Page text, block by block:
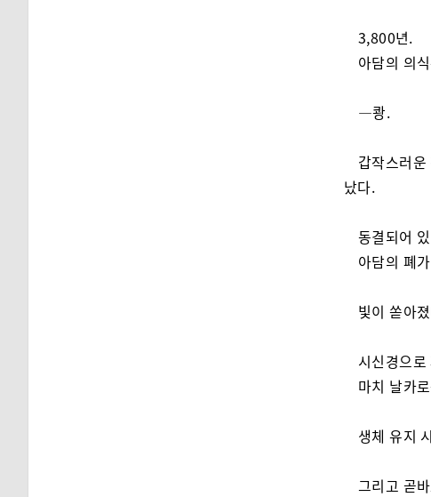
3,800년.
아담의 의
―쾅.
갑작스러
났다.
동결되어
아담의 폐
빛이 쏟아
시신경으
마치 날카
생체 유지
그리고 곧